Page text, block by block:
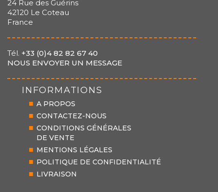
24 Rue des Guérins
42120 Le Coteau
France
Tél. +33 (0)4 82 82 67 40
NOUS ENVOYER UN MESSAGE
INFORMATIONS
A PROPOS
CONTACTEZ-NOUS
CONDITIONS GÉNÉRALES
DE VENTE
MENTIONS LÉGALES
POLITIQUE DE CONFIDENTIALITÉ
LIVRAISON